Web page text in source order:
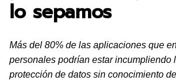
lo sepamos
Más del 80% de las aplicaciones que
personales podrían estar incumpliendo
protección de datos sin conocimiento